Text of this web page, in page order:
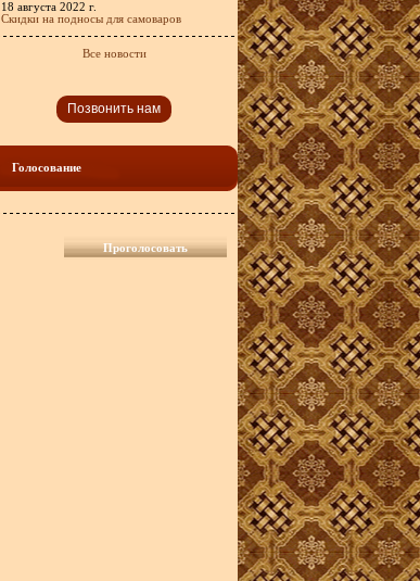
18 августа 2022 г.
Скидки на подносы для самоваров
Все новости
Позвонить нам
Голосование